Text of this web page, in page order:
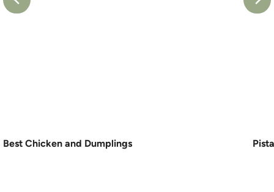
Best Chicken and Dumplings